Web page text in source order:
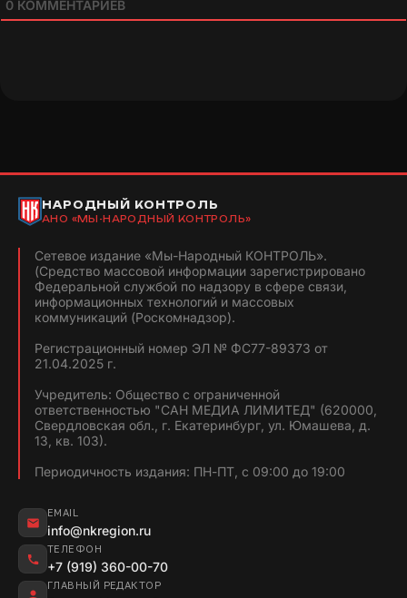
0 КОММЕНТАРИЕВ
НАРОДНЫЙ КОНТРОЛЬ
АНО «МЫ-НАРОДНЫЙ КОНТРОЛЬ»
Сетевое издание «Мы-Народный КОНТРОЛЬ».
(Средство массовой информации зарегистрировано
Федеральной службой по надзору в сфере связи,
информационных технологий и массовых
коммуникаций (Роскомнадзор).
Регистрационный номер ЭЛ № ФС77-89373 от
21.04.2025 г.
Учредитель: Общество с ограниченной
ответственностью "САН МЕДИА ЛИМИТЕД" (620000,
Свердловская обл., г. Екатеринбург, ул. Юмашева, д.
13, кв. 103).
Периодичность издания: ПН-ПТ, с 09:00 до 19:00
EMAIL
info@nkregion.ru
ТЕЛЕФОН
+7 (919) 360-00-70
ГЛАВНЫЙ РЕДАКТОР